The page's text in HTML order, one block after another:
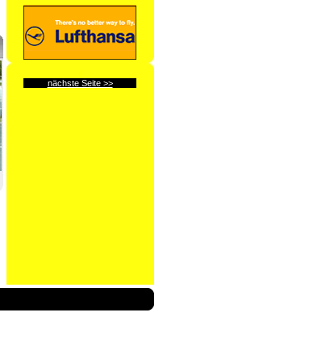
nächste Seite >>